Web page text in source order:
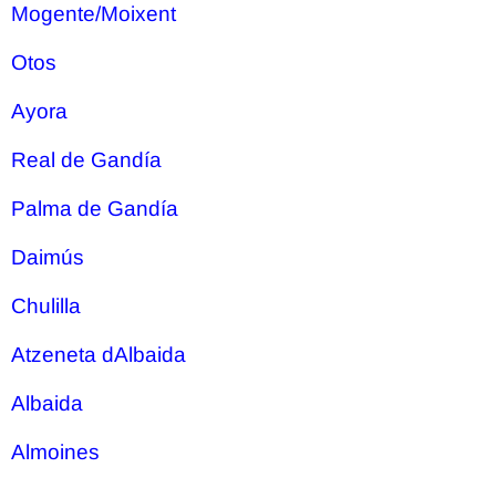
Mogente/Moixent
Otos
Ayora
Real de Gandía
Palma de Gandía
Daimús
Chulilla
Atzeneta dAlbaida
Albaida
Almoines